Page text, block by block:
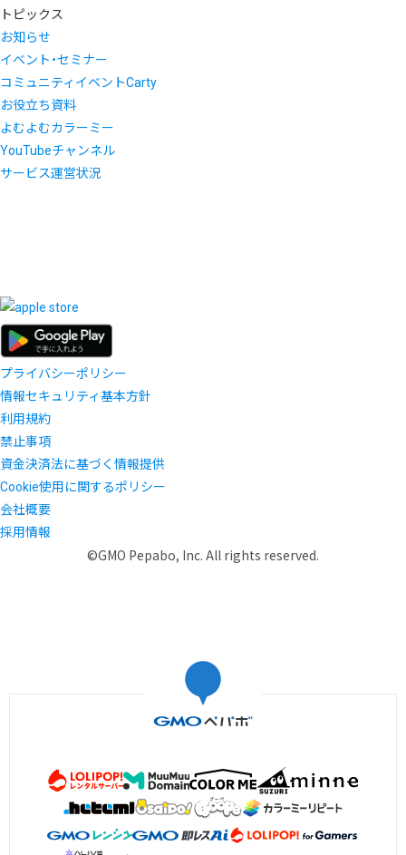
トピックス
お知らせ
イベント・セミナー
コミュニティイベントCarty
お役立ち資料
よむよむカラーミー
YouTubeチャンネル
サービス運営状況
プライバシーポリシー
情報セキュリティ基本方針
利用規約
禁止事項
資金決済法に基づく情報提供
Cookie使用に関するポリシー
会社概要
採用情報
©GMO Pepabo, Inc. All rights reserved.